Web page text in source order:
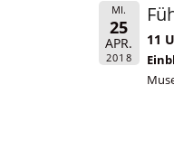
MI.
25
APR.
2018
11